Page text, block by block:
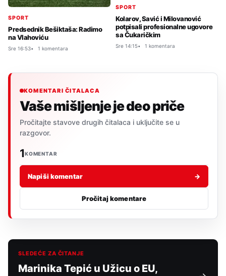
SPORT
Predsednik Bešiktaša: Radimo
na Vlahoviću
Sre 16:53 1 komentara
SPORT
Kolarov, Savić i Milovanović
potpisali profesionalne ugovore
sa Čukaričkim
Sre 14:15 1 komentara
KOMENTARI ČITALACA
Vaše mišljenje je deo priče
Pročitajte stavove drugih čitalaca i uključite se u
razgovor.
1KOMENTAR
Napiši komentar →
Pročitaj komentare
SLEDEĆE ZA ČITANJE
Marinika Tepić u Užicu o EU,